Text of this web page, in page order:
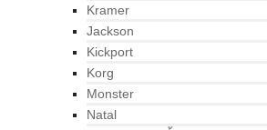
Kramer
Jackson
Kickport
Korg
Monster
Natal